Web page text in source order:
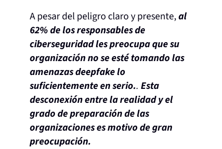
A pesar del peligro claro y presente,al
62% de los responsables de
ciberseguridad les preocupa que su
organización no se esté tomando las
amenazas deepfake lo
suficientemente en serio.. Esta
desconexión entre la realidad y el
grado de preparación de las
organizaciones es motivo de gran
preocupación.